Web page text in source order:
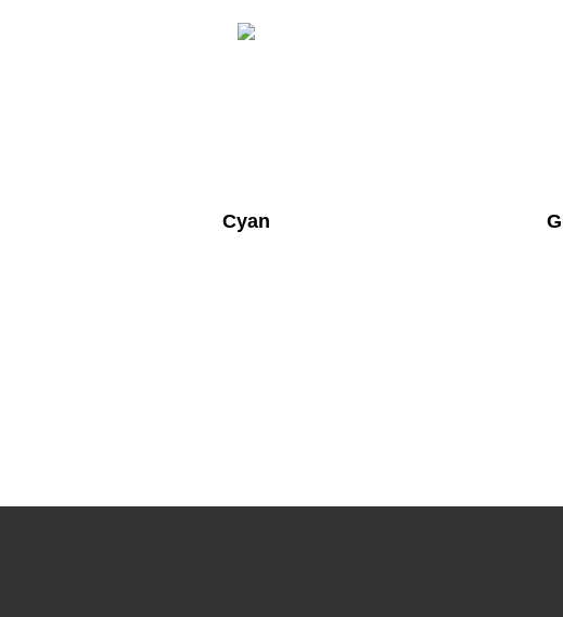
Cyan